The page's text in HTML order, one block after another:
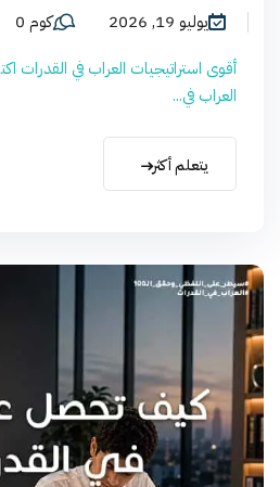
يوليو 19, 2026
كوم 0
أقوى استراتيجيات العراب في القدرات
العراب في...
يتعلم أكثر